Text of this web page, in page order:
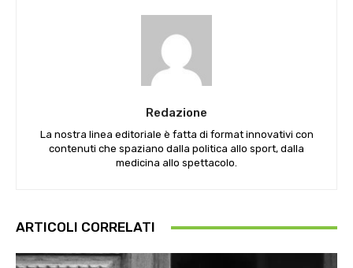
Redazione
La nostra linea editoriale è fatta di format innovativi con
contenuti che spaziano dalla politica allo sport, dalla
medicina allo spettacolo.
ARTICOLI CORRELATI